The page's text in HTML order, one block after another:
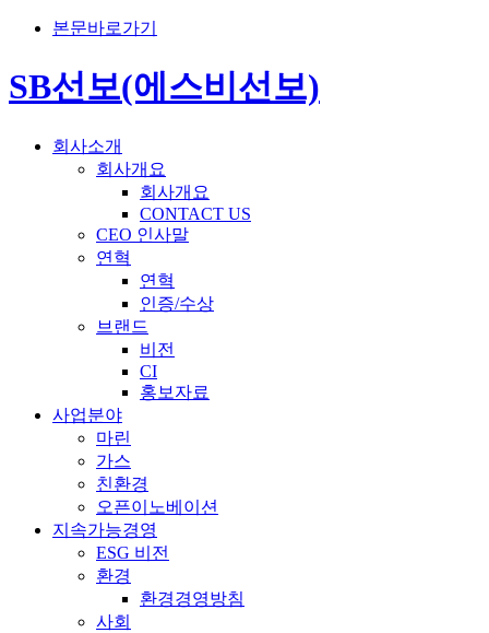
본문바로가기
SB선보(에스비선보)
회사소개
회사개요
회사개요
CONTACT US
CEO 인사말
연혁
연혁
인증/수상
브랜드
비전
CI
홍보자료
사업분야
마린
가스
친환경
오픈이노베이션
지속가능경영
ESG 비전
환경
환경경영방침
사회